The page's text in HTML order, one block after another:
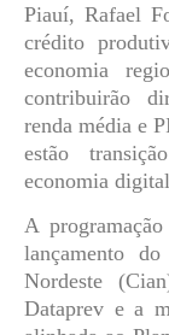
Piauí,Rafael
crédito
economia
contribuirão
renda média e
estão
economia digital
A
lançamento
Nordeste
Dataprev e a